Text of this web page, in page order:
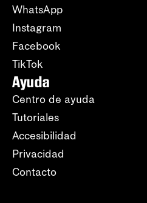
WhatsApp
Instagram
Facebook
TikTok
Ayuda
Centro de ayuda
Tutoriales
Accesibilidad
Privacidad
Contacto